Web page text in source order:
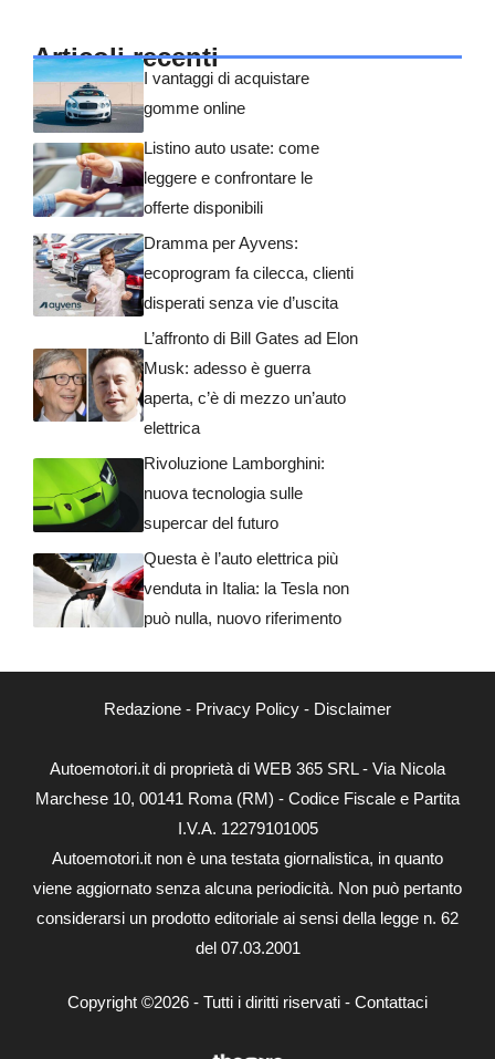
Articoli recenti
I vantaggi di acquistare
gomme online
Listino auto usate: come
leggere e confrontare le
offerte disponibili
Dramma per Ayvens:
ecoprogram fa cilecca, clienti
disperati senza vie d’uscita
L’affronto di Bill Gates ad Elon
Musk: adesso è guerra
aperta, c’è di mezzo un’auto
elettrica
Rivoluzione Lamborghini:
nuova tecnologia sulle
supercar del futuro
Questa è l’auto elettrica più
venduta in Italia: la Tesla non
può nulla, nuovo riferimento
Redazione - Privacy Policy - Disclaimer
Autoemotori.it di proprietà di WEB 365 SRL - Via Nicola
Marchese 10, 00141 Roma (RM) - Codice Fiscale e Partita
I.V.A. 12279101005
Autoemotori.it non è una testata giornalistica, in quanto
viene aggiornato senza alcuna periodicità. Non può pertanto
considerarsi un prodotto editoriale ai sensi della legge n. 62
del 07.03.2001
Copyright ©2026 - Tutti i diritti riservati - Contattaci